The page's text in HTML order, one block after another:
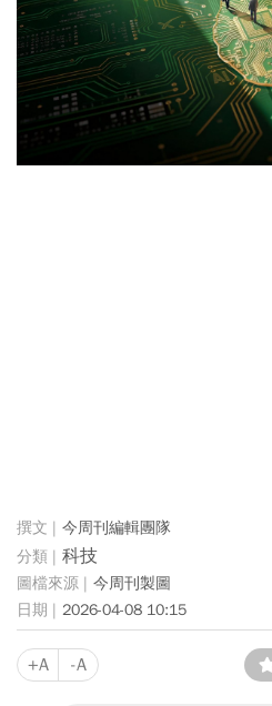
今周刊編輯團隊
科技
今周刊製圖
2026-04-08 10:15
+A -A